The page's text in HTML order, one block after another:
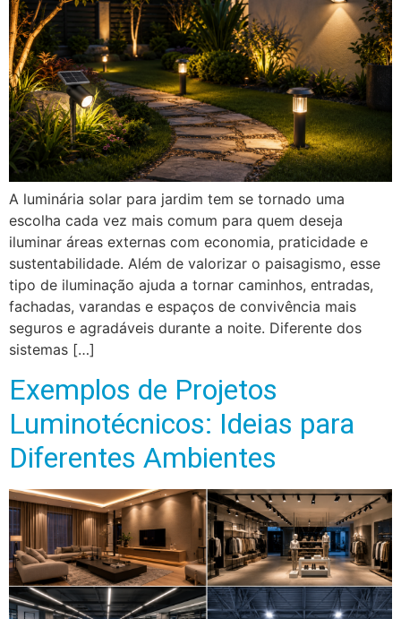
A luminária solar para jardim tem se tornado uma
escolha cada vez mais comum para quem deseja
iluminar áreas externas com economia, praticidade e
sustentabilidade. Além de valorizar o paisagismo, esse
tipo de iluminação ajuda a tornar caminhos, entradas,
fachadas, varandas e espaços de convivência mais
seguros e agradáveis durante a noite. Diferente dos
sistemas […]
Exemplos de Projetos
Luminotécnicos: Ideias para
Diferentes Ambientes